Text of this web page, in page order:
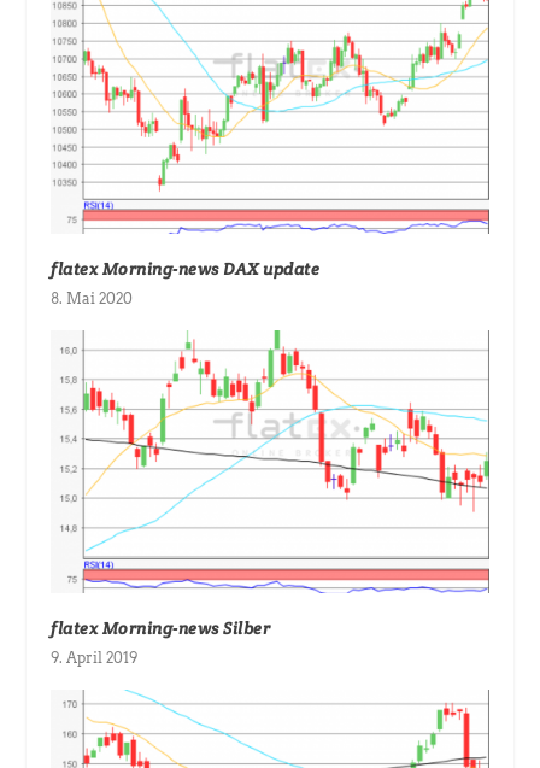
flatex Morning-news DAX update
8. Mai 2020
flatex Morning-news Silber
9. April 2019